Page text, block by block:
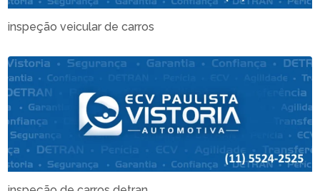
inspeção veicular de carros